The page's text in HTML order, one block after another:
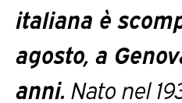
italiana è
agosto, a
anni. Nato nel